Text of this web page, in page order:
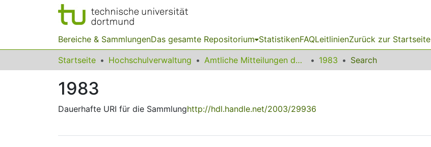
Bereiche & SammlungenDas gesamte Repositorium StatistikenFAQLeitlinienZurück zur Startseite
Startseite Hochschulverwaltung Amtliche Mitteilungen der Technischen Universität Dortmund 1983 Search
1983
Dauerhafte URI für die Sammlunghttp://hdl.handle.net/2003/29936